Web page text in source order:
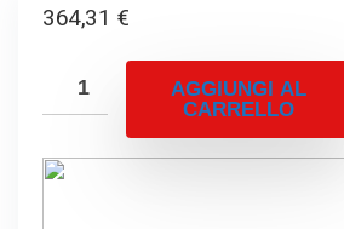
364,31 €
AGGIUNGI AL
CARRELLO